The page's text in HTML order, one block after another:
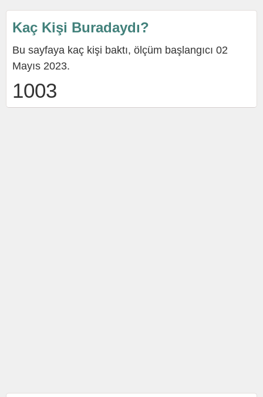
Kaç Kişi Buradaydı?
Bu sayfaya kaç kişi baktı, ölçüm başlangıcı 02
Mayıs 2023.
1003